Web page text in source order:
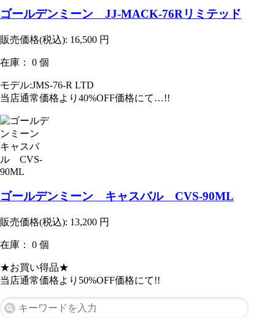
ゴールデンミーン JJ-MACK-76Rリミテッド
販売価格(税込): 16,500 円
在庫： 0 個
モデル:JMS-76-R LTD
当店通常価格より40%OFF価格にて…!!
ゴールデンミーン キャスバル CVS-90ML
販売価格(税込): 13,200 円
在庫： 0 個
★お買い得品★
当店通常価格より50%OFF価格にて!!